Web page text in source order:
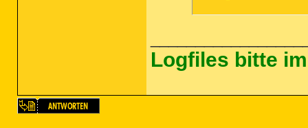
Logfiles bitte